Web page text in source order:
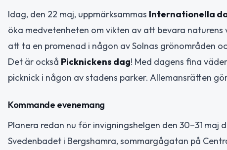
Idag, den 22 maj, uppmärksammas Internationella
öka medvetenheten om vikten av att bevara
att ta en promenad i någon av Solnas grönområden
Det är också Picknickens dag! Med dagens fina
picknick i någon av stadens parker. Allemansrätten
Kommande evenemang
Planera redan nu för invigningshelgen den 30–31
Svedenbadet i Bergshamra, sommargågatan på